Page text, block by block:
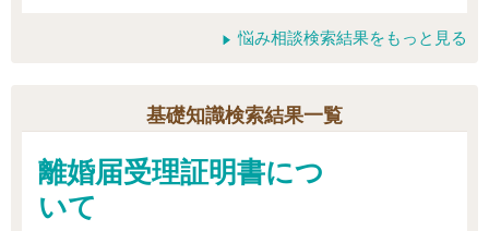
悩み相談検索結果をもっと見る
基礎知識検索結果一覧
離婚届受理証明書につ
いて